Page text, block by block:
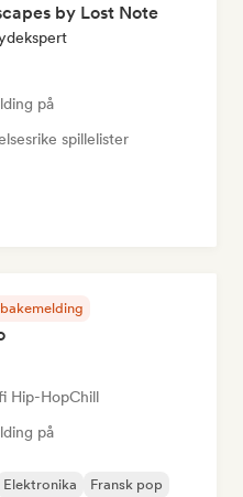
by Lost Note
på
spillelister
Hip-HopChill
på
Elektronika
Fransk pop